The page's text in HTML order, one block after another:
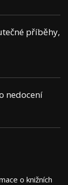
příběhy,
nedocení
o knižních